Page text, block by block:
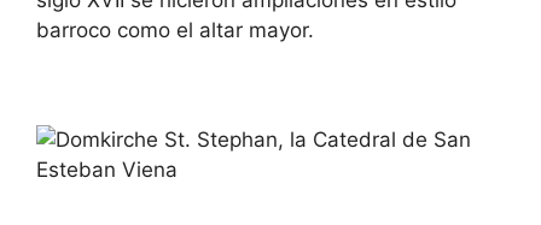
barroco como el altar mayor.